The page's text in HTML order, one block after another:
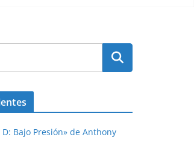
Bajo Presión» de Anthony